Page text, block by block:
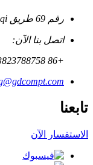
رقم 69 طريق Zhangqi، مجتمع Guixiang، شارع Guanlan، منطقة Longhua، Shenzhen، الصين
اتصل بنا الآن:
+86 13823788758
تابعنا
الاستفسار الآن